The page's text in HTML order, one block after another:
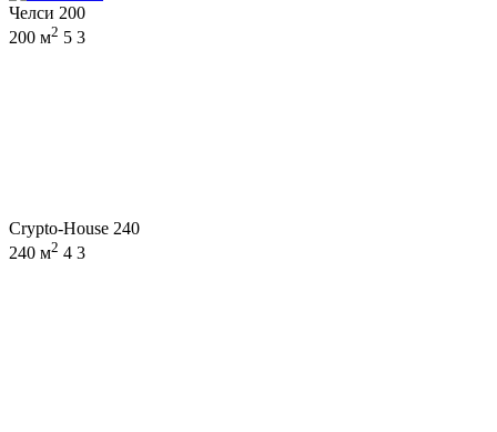
Челси 200
200 м2 5 3
Crypto-House 240
240 м2 4 3